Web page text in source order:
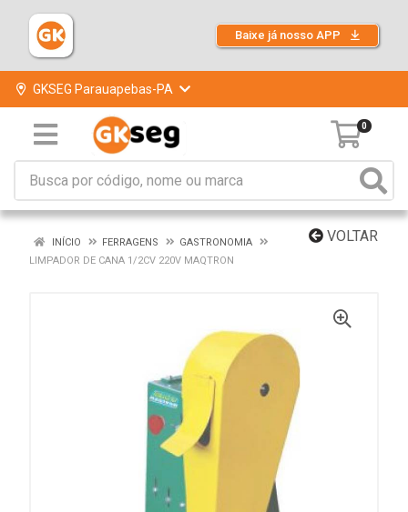
Baixe já nosso APP
GKSEG Parauapebas-PA
0
VOLTAR
INÍCIO FERRAGENS
GASTRONOMIA
LIMPADOR DE CANA 1/2CV 220V MAQTRON